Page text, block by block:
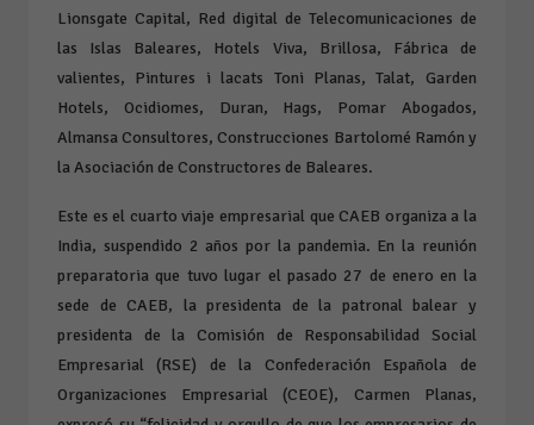
Lionsgate Capital, Red digital de Telecomunicaciones de
las Islas Baleares, Hotels Viva, Brillosa, Fábrica de
valientes, Pintures i lacats Toni Planas, Talat, Garden
Hotels, Ocidiomes, Duran, Hags, Pomar Abogados,
Almansa Consultores, Construcciones Bartolomé Ramón y
la Asociación de Constructores de Baleares.
Este es el cuarto viaje empresarial que CAEB organiza a la
India, suspendido 2 años por la pandemia. En la reunión
preparatoria que tuvo lugar el pasado 27 de enero en la
sede de CAEB, la presidenta de la patronal balear y
presidenta de la Comisión de Responsabilidad Social
Empresarial (RSE) de la Confederación Española de
Organizaciones Empresarial (CEOE), Carmen Planas,